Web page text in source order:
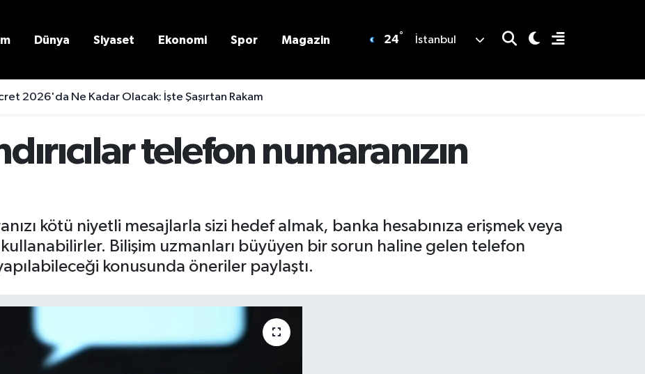
Dünya Siyaset Ekonomi Spor Magazin 24° İstanbul
2026'da Ne Kadar Olacak: İşte Şaşırtan Rakam
telefon numaranızın
kötü niyetli mesajlarla sizi hedef almak, banka hesabınıza erişmek veya
Bilişim uzmanları büyüyen bir sorun haline gelen telefon
yapılabileceği konusunda öneriler paylaştı.